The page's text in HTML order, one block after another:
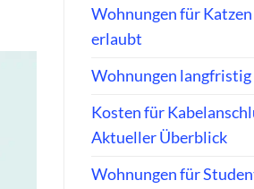
Wohnungen für Katzen
erlaubt
Wohnungen
Kosten für
Aktueller Überblick
Wohnungen für